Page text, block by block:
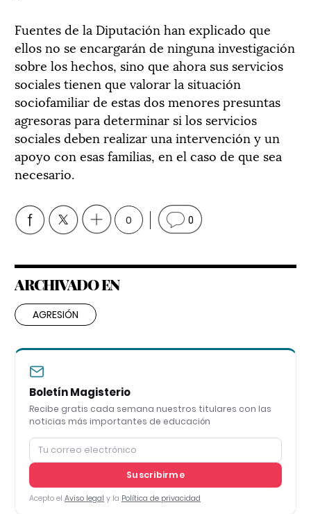
Fuentes de la Diputación han explicado que
ellos no se encargarán de ninguna investigación
sobre los hechos, sino que ahora sus servicios
sociales tienen que valorar la situación
sociofamiliar de estas dos menores presuntas
agresoras para determinar si los servicios
sociales deben realizar una intervención y un
apoyo con esas familias, en el caso de que sea
necesario.
0 0
ARCHIVADO EN
AGRESIÓN
Boletín Magisterio
Recibe gratis cada semana nuestros titulares con las
noticias más importantes de educación
Suscribirme
Acepto el Aviso legal y la Política de privacidad